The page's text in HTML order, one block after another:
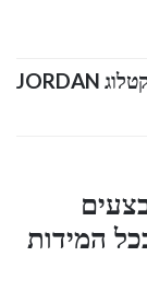
נייק ג'ורדן ילדים קטלוג JORDAN
המידות